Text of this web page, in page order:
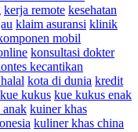
kerja remote kesehatan
klaim asuransi klinik
mobil
konsultasi dokter
kecantikan
kota di dunia kredit
kue kukus kue kukus enak
anak kuiner khas
kuliner khas china